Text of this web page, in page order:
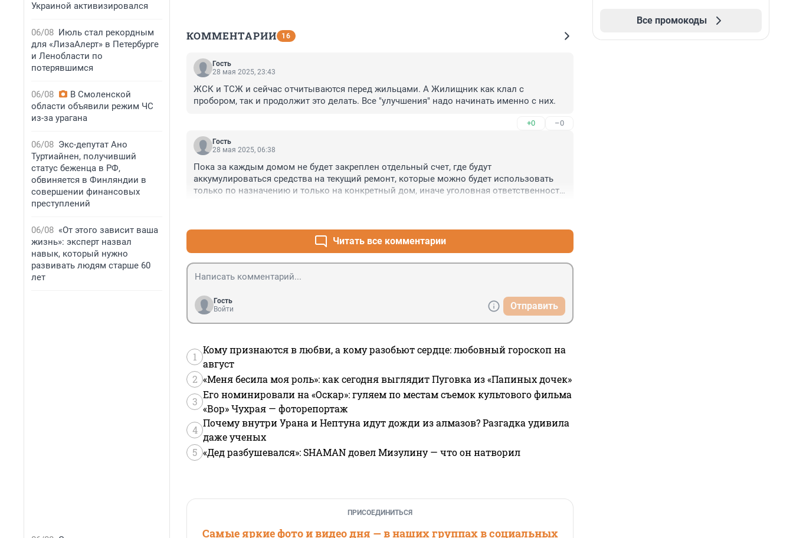
Украиной активизировался
06/08 Июль стал рекордным
для «ЛизаАлерт» в Петербурге
и Ленобласти по
потерявшимся
06/08
В Смоленской
области объявили режим ЧС
из-за урагана
06/08 Экс-депутат Ано
Туртиайнен, получивший
статус беженца в РФ,
обвиняется в Финляндии в
совершении финансовых
преступлений
06/08 «От этого зависит ваша
жизнь»: эксперт назвал
навык, который нужно
развивать людям старше 60
лет
КОММЕНТАРИИ 16
Гость
28 мая 2025, 23:43
ЖСК и ТСЖ и сейчас отчитываются перед жильцами. А Жилищник как клал с
пробором, так и продолжит это делать. Все "улучшения" надо начинать именно с них.
+0 –0
Гость
28 мая 2025, 06:38
Пока за каждым домом не будет закреплен отдельный счет, где будут
аккумулироваться средства на текущий ремонт, которые можно будет использовать
только по назначению и только на конкретный дом, иначе уголовная ответственность
работ тоже нет. УО объясняет это тем, что «никто не вышел на конкурс». Тупик.
Читать все комментарии
Гость
Войти
Отправить
1
Кому признаются в любви, а кому разобьют сердце: любовный гороскоп на
август
2 «Меня бесила моя роль»: как сегодня выглядит Пуговка из «Папиных дочек»
3
Его номинировали на «Оскар»: гуляем по местам съемок культового фильма
«Вор» Чухрая — фоторепортаж
4
Почему внутри Урана и Нептуна идут дожди из алмазов? Разгадка удивила
даже ученых
5 «Дед разбушевался»: SHAMAN довел Мизулину — что он натворил
ПРИСОЕДИНИТЬСЯ
Самые яркие фото и видео дня — в наших группах в социальных
Все промокоды